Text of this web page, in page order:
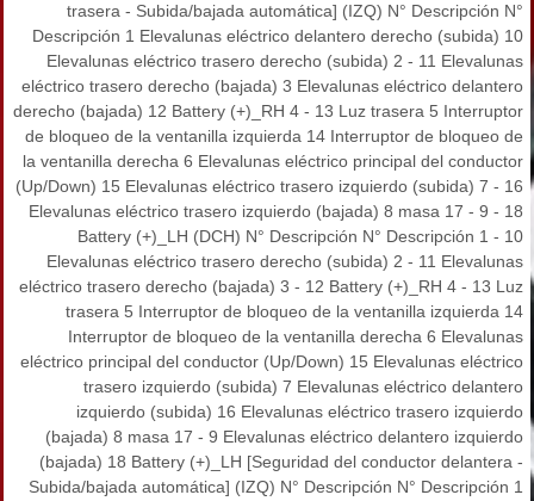
trasera - Subida/bajada automática] (IZQ) N° Descripción N°
Descripción 1 Elevalunas eléctrico delantero derecho (subida) 10
Elevalunas eléctrico trasero derecho (subida) 2 - 11 Elevalunas
eléctrico trasero derecho (bajada) 3 Elevalunas eléctrico delantero
derecho (bajada) 12 Battery (+)_RH 4 - 13 Luz trasera 5 Interruptor
de bloqueo de la ventanilla izquierda 14 Interruptor de bloqueo de
la ventanilla derecha 6 Elevalunas eléctrico principal del conductor
(Up/Down) 15 Elevalunas eléctrico trasero izquierdo (subida) 7 - 16
Elevalunas eléctrico trasero izquierdo (bajada) 8 masa 17 - 9 - 18
Battery (+)_LH (DCH) N° Descripción N° Descripción 1 - 10
Elevalunas eléctrico trasero derecho (subida) 2 - 11 Elevalunas
eléctrico trasero derecho (bajada) 3 - 12 Battery (+)_RH 4 - 13 Luz
trasera 5 Interruptor de bloqueo de la ventanilla izquierda 14
Interruptor de bloqueo de la ventanilla derecha 6 Elevalunas
eléctrico principal del conductor (Up/Down) 15 Elevalunas eléctrico
trasero izquierdo (subida) 7 Elevalunas eléctrico delantero
izquierdo (subida) 16 Elevalunas eléctrico trasero izquierdo
(bajada) 8 masa 17 - 9 Elevalunas eléctrico delantero izquierdo
(bajada) 18 Battery (+)_LH [Seguridad del conductor delantera -
Subida/bajada automática] (IZQ) N° Descripción N° Descripción 1